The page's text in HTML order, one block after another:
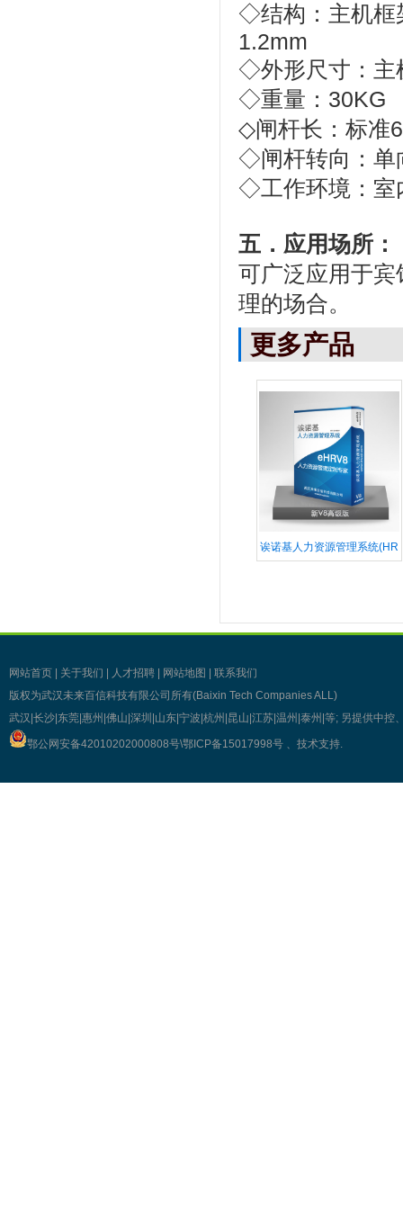
◇结构：主机框
1.2mm
◇外形尺寸：主
◇重量： 30KG
◇闸杆长：标准
◇闸杆转向：
◇工作环境：室
五．应用场所：
可广泛应用于
理的场合。
更多产品
诶诺基人力资源管理系统(HR
网站首页 关于我们 人才招聘 网站地图
联系我们
版权为武汉未来百信科技有限公司所有(Baixin Tech Companies ALL)
武汉|长沙|东莞|惠州|佛山|深圳|山东|宁波|杭州|昆山|江苏|温州|泰州|等; 另提供中控
鄂公网安备42010202000808号\鄂ICP备15017998号 、技术支持.